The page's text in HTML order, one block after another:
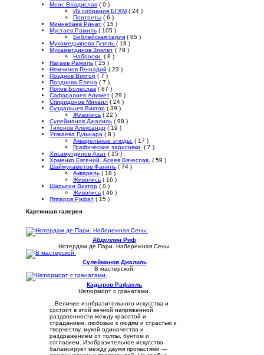
Меос Владислав ( 0 )
Из собрания БГХМ ( 24 )
Портреты ( 6 )
Миннебаев Ринат ( 15 )
Мустаев Рамиль ( 105 )
Библейская серия ( 85 )
Мухамедьярова Гузель ( 18 )
Мухаметдинов Зиялет ( 78 )
Наброски. ( 8 )
Нагаев Рамиль ( 25 )
Немчинов Геннадий ( 23 )
Позднов Виктор ( 7 )
Позднова Елена ( 7 )
Попов Болеслав ( 87 )
Сафаралиев Алимет ( 29 )
Спиридонов Михаил ( 24 )
Суздальцев Виктор ( 39 )
Живопись ( 22 )
Сулейманов Джалиль ( 98 )
Тихонов Александр ( 19 )
Утякаева Гульнара ( 8 )
Акварельные этюды. ( 17 )
Графические зарисовки. ( 7 )
Хисамутдинов Ахат ( 15 )
Хоменко Евгений. Асеев Вячеслав. ( 59 )
Шаймухаметов Фаниль ( 74 )
Акварель ( 18 )
Живопись ( 16 )
Шарыгин Виктор ( 0 )
Живопись ( 46 )
Яппаров Рифат ( 15 )
Картинная галерея
Абдуллин Риф
Нотердам де Пари. Набережная Сены.
Сулейманов Джалиль
В мастерской.
Кадыров Рафаэль
Натюрморт с гранатами.
...Величие изобразительного искусства и
состоит в этой вечной напряженной
раздвоенности между красотой и
страданием, любовью к людям и страстью к
творчеству, мукой одиночества и
раздражением от толпы, бунтом и
согласием. Изобразительное искусство
балансирует между двумя пропастями —